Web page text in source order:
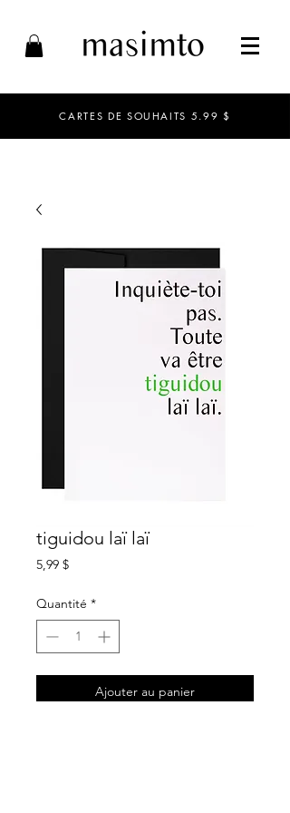
CARTES DE SOUHAITS 5.99 $
tiguidou laï laï
5,99 $Prix
Quantité *
Ajouter au panier